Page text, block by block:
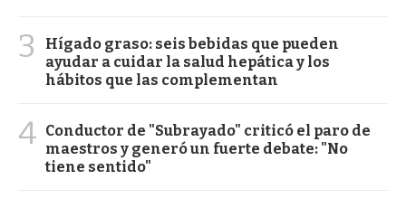
3
Hígado graso: seis bebidas que pueden
ayudar a cuidar la salud hepática y los
hábitos que las complementan
4 Conductor de "Subrayado" criticó el paro de
maestros y generó un fuerte debate: "No
tiene sentido"